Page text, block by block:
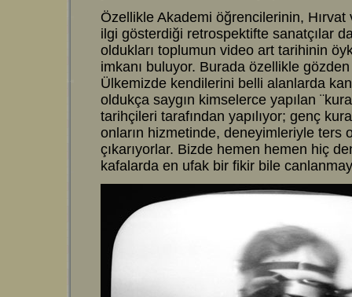
Özellikle Akademi öğrencilerinin,
ilgi gösterdiği retrospektifte sanatçılar
oldukları toplumun video art tarihinin
imkanı buluyor. Burada özellikle
Ülkemizde kendilerini belli alanlarda
oldukça saygın kimselerce yapılan
tarihçileri tarafından yapılıyor; genç
onların hizmetinde, deneyimleriyle ters
çıkarıyorlar. Bizde hemen hemen hiç
kafalarda en ufak bir fikir bile